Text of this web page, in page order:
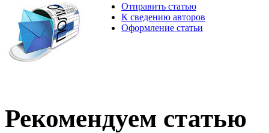
Отправить статью
К сведению авторов
Оформление статьи
Рекомендуем статью